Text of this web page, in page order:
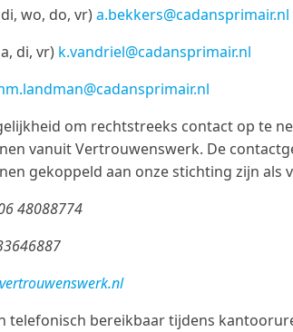
wo, do, vr)a.bekkers@cadansprimair.nl
di, vr) k.vandriel@cadansprimair.nl
om rechtstreeks contact op te
vanuit Vertrouwenswerk. De
gekoppeld aan onze stichting zijn als
48088774
telefonisch bereikbaar tijdens